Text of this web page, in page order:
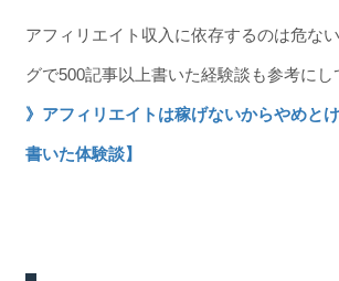
アフィリエイト収入に依存するのは危な
グで500記事以上書いた経験談も参考にし
》アフィリエイトは稼げないからやめと
書いた体験談】